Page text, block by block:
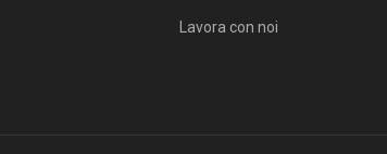
Lavora con noi